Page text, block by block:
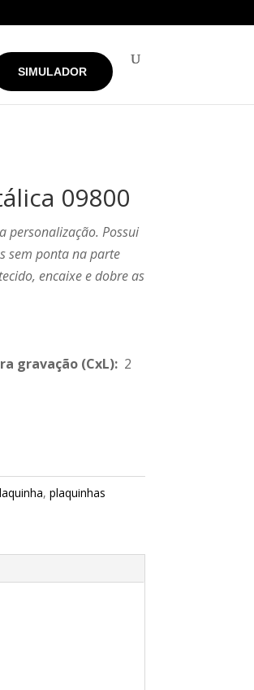
SIMULADOR
09800
personalização. Possui
sem ponta na parte
encaixe e dobre as
gravação(CxL): 2
, plaquinhas